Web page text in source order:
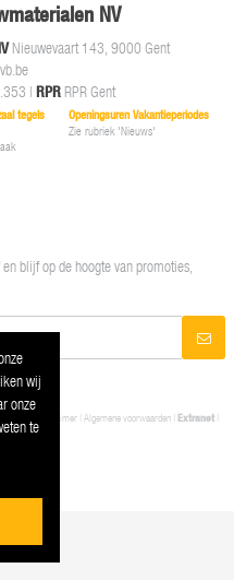
NV
Nieuwevaart 143, 9000 Gent
| RPR RPR Gent
tegels
Openingsuren Vakantieperiodes
Zie rubriek 'Nieuws'
blijf op de hoogte van promoties,
Disclaimer| Algemene voorwaarden| Extranet|
wij
onze
te